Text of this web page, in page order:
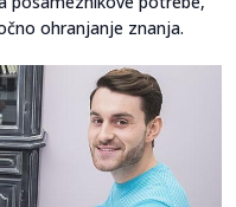
ohranjanje znanja.